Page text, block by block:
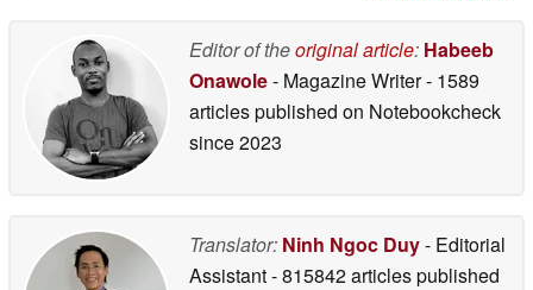
Editor of theoriginal article: Habeeb
Onawole- Magazine Writer- 1589
articles published on Notebookcheck
since 2023
Translator: Ninh Ngoc Duy- Editorial
Assistant- 815842 articles published